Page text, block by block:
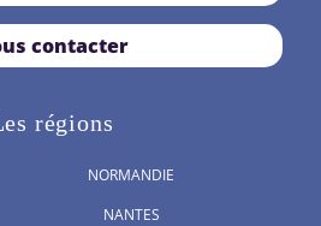
contacter
régions
NORMANDIE
NANTES